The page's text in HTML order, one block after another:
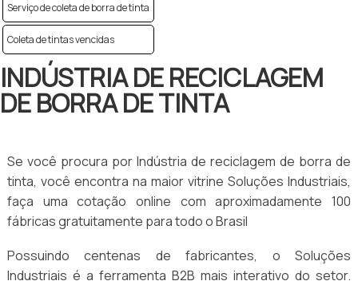
Serviço de coleta de borra de tinta
Coleta de tintas vencidas
INDÚSTRIA DE RECICLAGEM
DE BORRA DE TINTA
Se você procura por Indústria de reciclagem de borra de
tinta, você encontra na maior vitrine Soluções Industriais,
faça uma cotação online com aproximadamente 100
fábricas gratuitamente para todo o Brasil
Possuindo centenas de fabricantes, o Soluções
Industriais é a ferramenta B2B mais interativo do setor.